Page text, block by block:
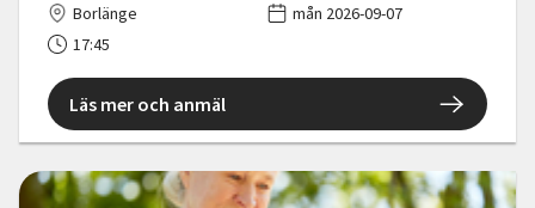
Borlänge
mån 2026-09-07
17:45
Läs mer och anmäl